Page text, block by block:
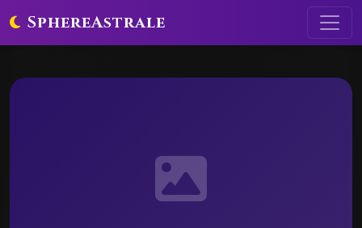
SphereAstrale